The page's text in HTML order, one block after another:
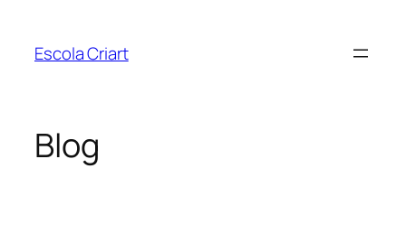
Escola Criart
Blog